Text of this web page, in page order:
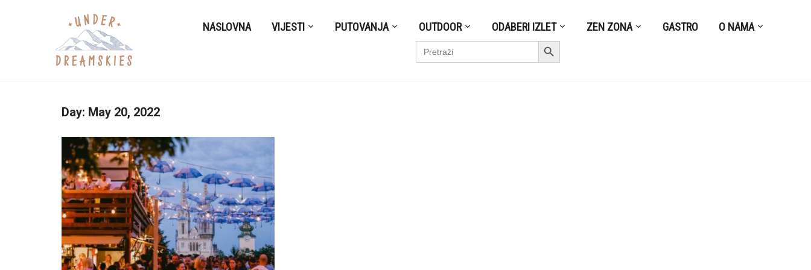
NASLOVNA VIJESTI PUTOVANJA OUTDOOR ODABERI IZLET ZEN ZONA GASTRO O NAMA
Search
for:
Search Button
Day: May 20, 2022